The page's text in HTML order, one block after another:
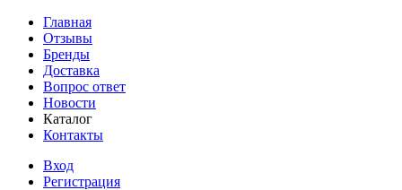
Главная
Отзывы
Бренды
Доставка
Вопрос ответ
Новости
Каталог
Контакты
Вход
Регистрация